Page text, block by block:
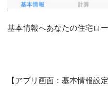
基本情報へあなたの住宅ロ
【アプリ画面：基本情報設